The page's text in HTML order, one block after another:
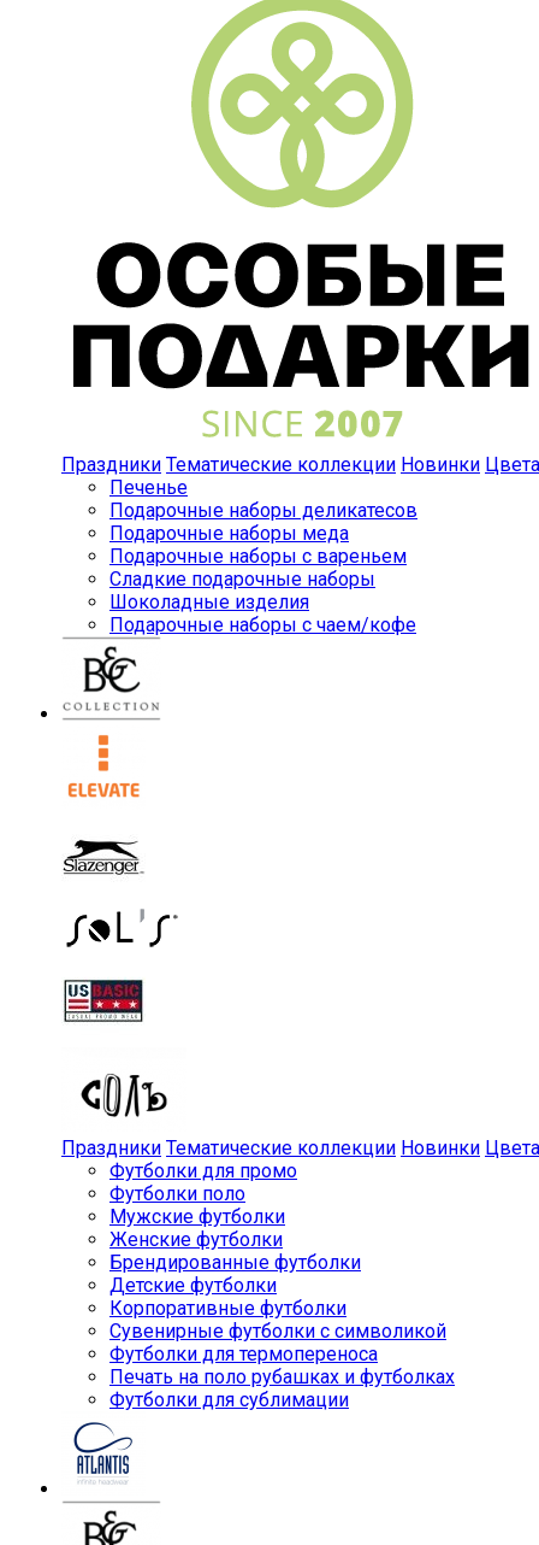
Праздники Тематические коллекции Новинки Цвета
Печенье
Подарочные наборы деликатесов
Подарочные наборы меда
Подарочные наборы с вареньем
Сладкие подарочные наборы
Шоколадные изделия
Подарочные наборы с чаем/кофе
Праздники Тематические коллекции Новинки Цвета
Футболки для промо
Футболки поло
Мужские футболки
Женские футболки
Брендированные футболки
Детские футболки
Корпоративные футболки
Сувенирные футболки с символикой
Футболки для термопереноса
Печать на поло рубашках и футболках
Футболки для сублимации